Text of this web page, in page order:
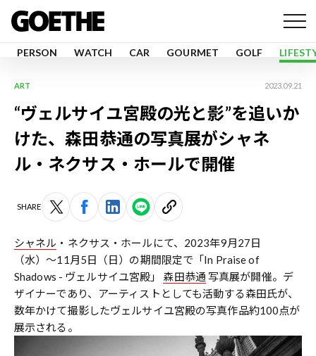
PERSON WATCH CAR GOURMET GOLF
ART 2023.09.21
“ヴェルサイユ宮殿の光と影”を追いか
けた、森田恭通の写真展がシャネ
ル・ネクサス・ホールで開催
SHARE
シャネル ・ネクサス・ホールにて、2023年9月27日
（水）〜11月5日（日）の期間限定で「In Praise of
Shadows - ヴェルサイユ宮殿」 森田恭通 写真展が開催。デ
ザイナーであり、アーティストとしても活動する森田氏が、
数年かけて撮影したヴェルサイユ宮殿の写真作品約100点が
展示される。